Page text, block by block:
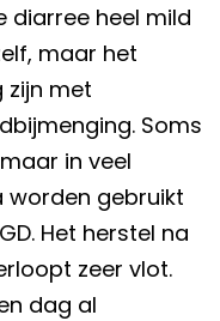
diarree heel mild
maar het
zijn met
Soms
in veel
gebruikt
Het herstel na
zeer vlot.
dag al